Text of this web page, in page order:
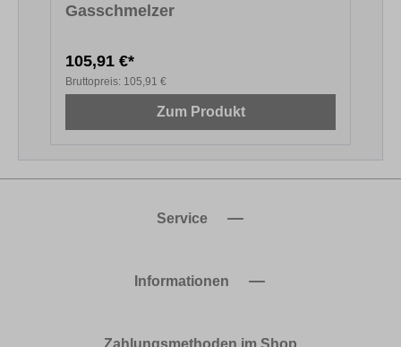
Gasschmelzer
105,91 €*
Bruttopreis: 105,91 €
Zum Produkt
Service
Informationen
Zahlungsmethoden im Shop